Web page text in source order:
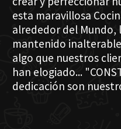
esta maravillosa
alrededor del Mundo,
mantenido
algo que nuestros
han elogiado...
dedicación son